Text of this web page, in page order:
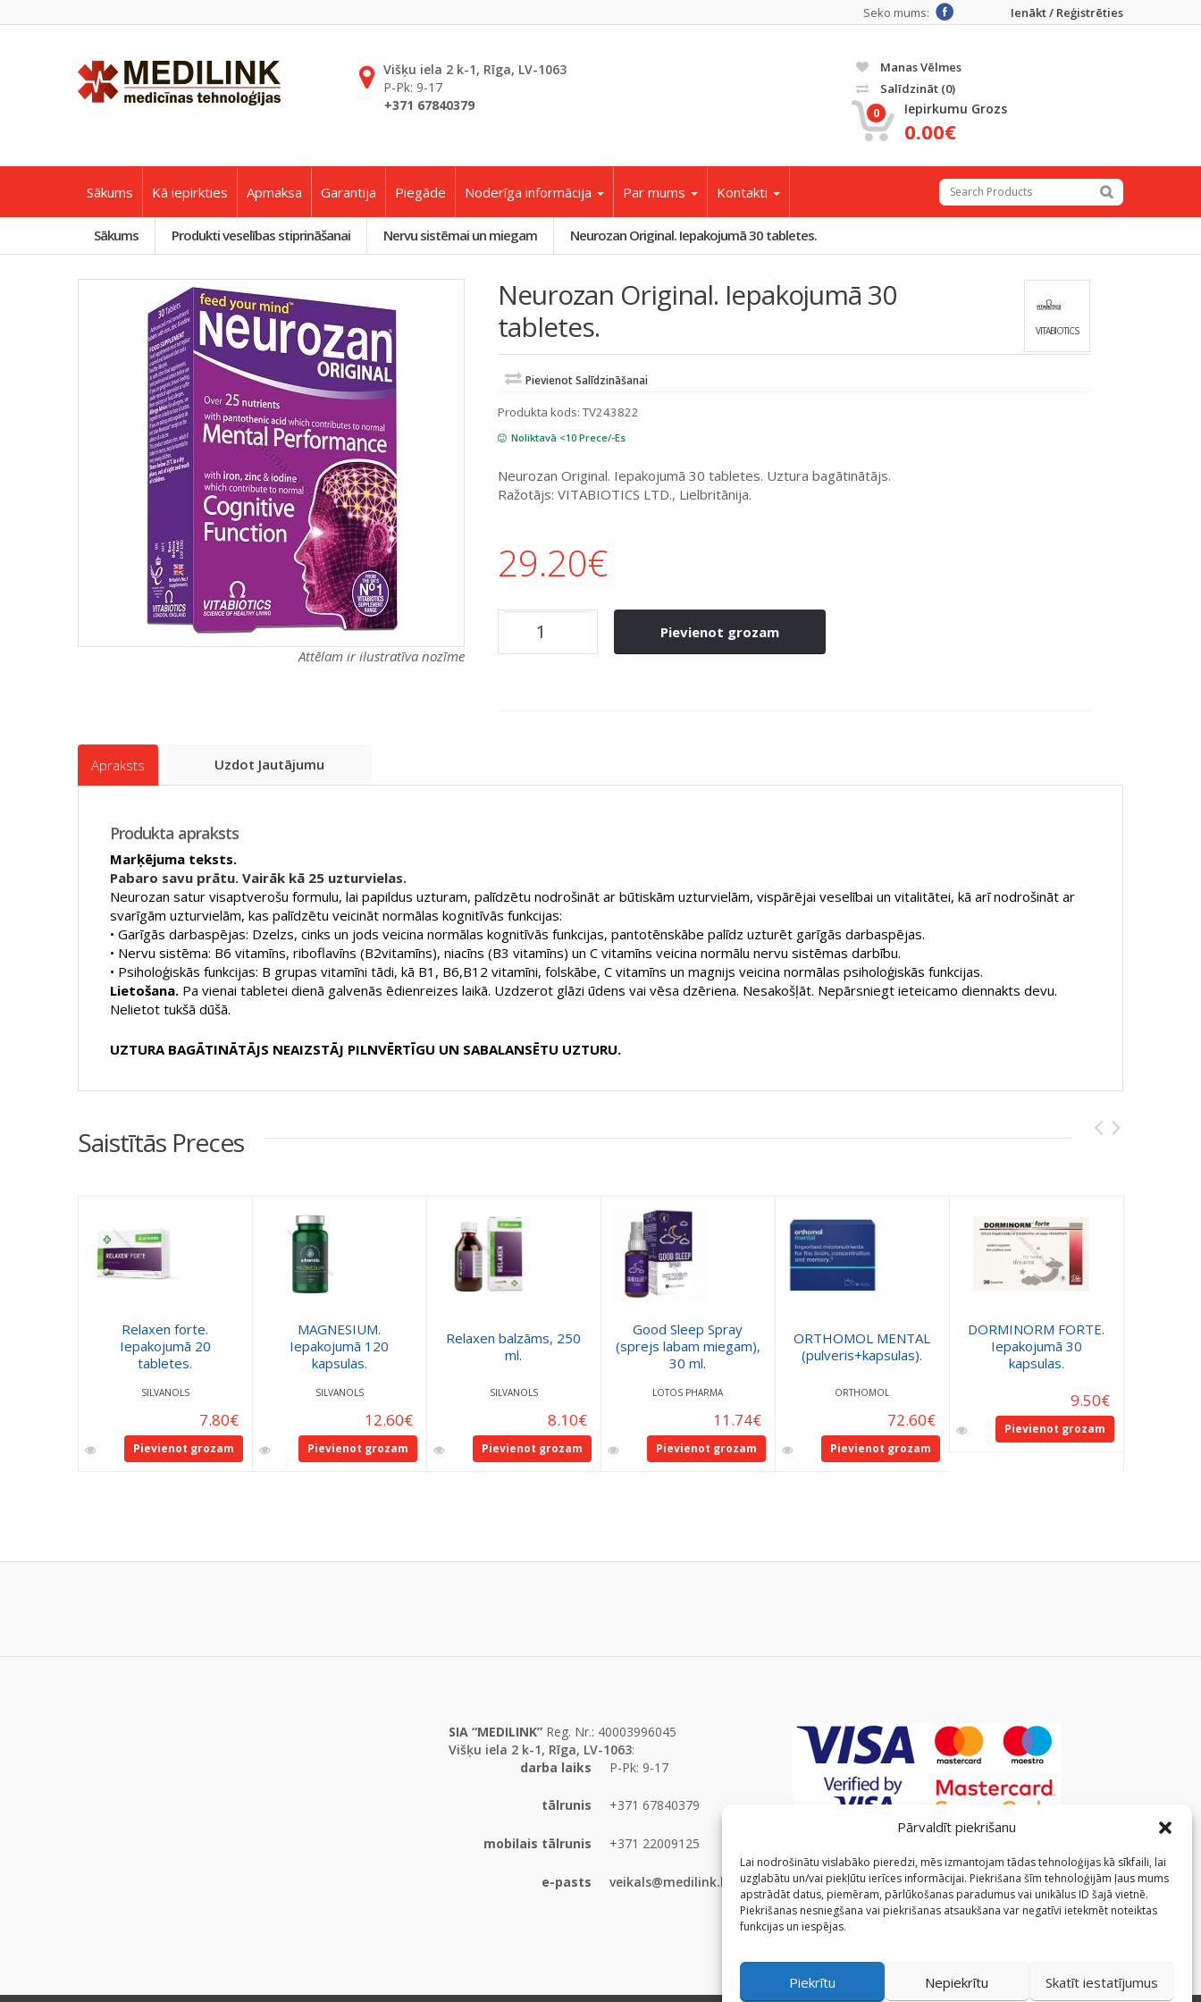
Pārvaldīt piekrišanu
Lai nodrošinātu vislabāko pieredzi, mēs izmantojam tādas tehnoloģijas kā sīkfaili, lai
uzglabātu un/vai piekļūtu ierīces informācijai. Piekrišana šīm tehnoloģijām ļaus mums
apstrādāt datus, piemēram, pārlūkošanas paradumus vai unikālus ID šajā vietnē.
Piekrišanas nesniegšana vai piekrišanas atsaukšana var negatīvi ietekmēt noteiktas
funkcijas un iespējas.
Piekrītu Nepiekrītu Skatīt iestatījumus
Ienākt / Reģistrēties
Seko mums:
Višķu iela 2 k-1, Rīga, LV-1063
P-Pk: 9-17
+371 67840379
Manas Vēlmes
Salīdzināt (0)
0 Iepirkumu Grozs
0.00€
Sākums Kā iepirkties Apmaksa Garantija Piegāde Noderīga informācija Par mums Kontakti
Sākums Produkti veselības stiprināšanai Nervu sistēmai un miegam Neurozan Original. Iepakojumā 30 tabletes.
Attēlam ir ilustratīva nozīme
Neurozan Original. Iepakojumā 30
tabletes.
VITABIOTICS
Pievienot Salīdzināšanai
Produkta kods: TV243822
Noliktavā <10 Prece/-Es
Neurozan Original. Iepakojumā 30 tabletes. Uztura bagātinātājs.
Ražotājs: VITABIOTICS LTD., Lielbritānija.
29.20€
Pievienot grozam
Apraksts Uzdot Jautājumu
Produkta apraksts
Marķējuma teksts.
Pabaro savu prātu. Vairāk kā 25 uzturvielas.
Neurozan satur visaptverošu formulu, lai papildus uzturam, palīdzētu nodrošināt ar būtiskām uzturvielām, vispārējai veselībai un vitalitātei, kā arī nodrošināt ar
svarīgām uzturvielām, kas palīdzētu veicināt normālas kognitīvās funkcijas:
• Garīgās darbaspējas: Dzelzs, cinks un jods veicina normālas kognitīvās funkcijas, pantotēnskābe palīdz uzturēt garīgās darbaspējas.
• Nervu sistēma: B6 vitamīns, riboflavīns (B2vitamīns), niacīns (B3 vitamīns) un C vitamīns veicina normālu nervu sistēmas darbību.
• Psiholoģiskās funkcijas: B grupas vitamīni tādi, kā B1, B6,B12 vitamīni, folskābe, C vitamīns un magnijs veicina normālas psiholoģiskās funkcijas.
Lietošana. Pa vienai tabletei dienā galvenās ēdienreizes laikā. Uzdzerot glāzi ūdens vai vēsa dzēriena. Nesakošļāt. Nepārsniegt ieteicamo diennakts devu.
Nelietot tukšā dūšā.
UZTURA BAGĀTINĀTĀJS NEAIZSTĀJ PILNVĒRTĪGU UN SABALANSĒTU UZTURU.
Saistītās Preces
Relaxen forte.
Iepakojumā 20
tabletes.
SILVANOLS
7.80€
Pievienot grozam
MAGNESIUM.
Iepakojumā 120
kapsulas.
SILVANOLS
12.60€
Pievienot grozam
Relaxen balzāms, 250
ml.
SILVANOLS
8.10€
Pievienot grozam
Good Sleep Spray
(sprejs labam miegam),
30 ml.
LOTOS PHARMA
11.74€
Pievienot grozam
ORTHOMOL MENTAL
(pulveris+kapsulas).
ORTHOMOL
72.60€
Pievienot grozam
DORMINORM FORTE.
Iepakojumā 30
kapsulas.
9.50€
Pievienot grozam
SIA “MEDILINK” Reg. Nr.: 40003996045
Višķu iela 2 k-1, Rīga, LV-1063:
darba laiks
P-Pk: 9-17
tālrunis +371 67840379
mobilais tālrunis +371 22009125
e-pasts veikals@medilink.lv